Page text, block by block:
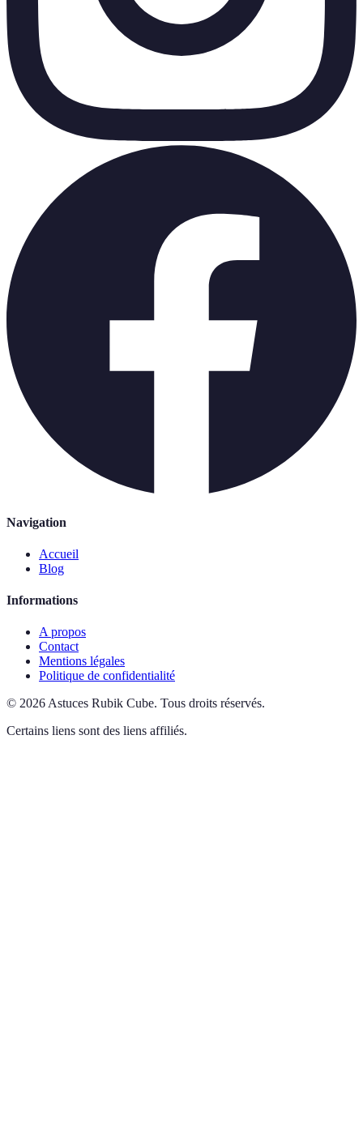
Navigation
Accueil
Blog
Informations
A propos
Contact
Mentions légales
Politique de confidentialité
© 2026 Astuces Rubik Cube. Tous droits réservés.
Certains liens sont des liens affiliés.